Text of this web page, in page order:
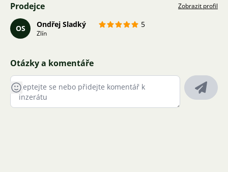
Prodejce Zobrazit profil
OS Ondřej Sladký 5
Zlín
Otázky a komentáře